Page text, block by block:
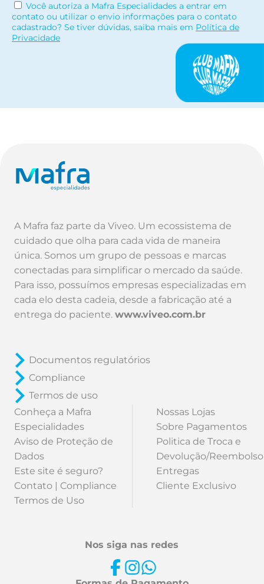
Você autoriza a Mafra Especialidades a entrar em
contato ou utilizar o envio informações para o contato
cadastrado? Se tiver dúvidas, saiba mais em Política de
Privacidade
A Mafra faz parte da Viveo. Um ecossistema de
cuidado que olha para cada vida de maneira
única. Somos um grupo de pessoas e marcas
conectadas para simplificar o mercado da saúde.
Para isso, possuímos empresas especializadas em
cada elo desta cadeia, desde a fabricação até a
entrega do paciente.www.viveo.com.br
Documentos regulatórios
Compliance
Termos de uso
Conheça a Mafra
Especialidades
Aviso de Proteção de
Dados
Este site é seguro?
Contato | Compliance
Termos de Uso
Nossas Lojas
Sobre Pagamentos
Politica de Troca e
Devolução/Reembolso
Entregas
Cliente Exclusivo
Nos siga nas redes